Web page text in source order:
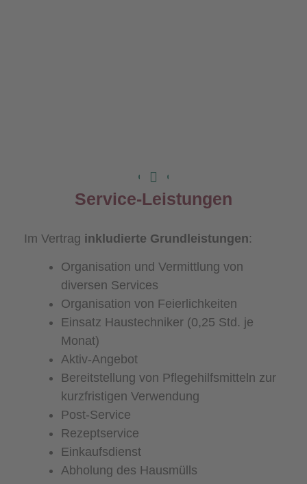
Service-Leistungen
Im Vertrag inkludierte Grundleistungen:
Organisation und Vermittlung von
diversen Services
Organisation von Feierlichkeiten
Einsatz Haustechniker (0,25 Std. je
Monat)
Aktiv-Angebot
Bereitstellung von Pflegehilfsmitteln zur
kurzfristigen Verwendung
Post-Service
Rezeptservice
Einkaufsdienst
Abholung des Hausmülls